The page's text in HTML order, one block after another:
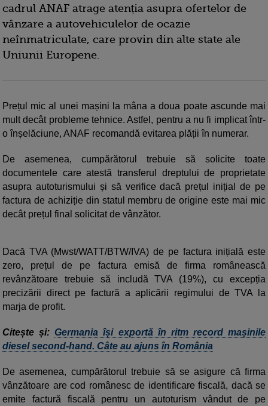
cadrul ANAF atrage atenția asupra ofertelor de
vânzare a autovehiculelor de ocazie
neînmatriculate, care provin din alte state ale
Uniunii Europene.
Prețul mic al unei mașini la mâna a doua poate ascunde mai
mult decât probleme tehnice. Astfel, pentru a nu fi implicat într-
o înșelăciune, ANAF recomandă evitarea plății în numerar.
De asemenea, cumpărătorul trebuie să solicite toate
documentele care atestă transferul dreptului de proprietate
asupra autoturismului și să verifice dacă prețul inițial de pe
factura de achiziție din statul membru de origine este mai mic
decât prețul final solicitat de vânzător.
Dacă TVA (Mwst/WATT/BTW/IVA) de pe factura inițială este
zero, prețul de pe factura emisă de firma românească
revânzătoare trebuie să includă TVA (19%), cu excepția
precizării direct pe factură a aplicării regimului de TVA la
marja de profit.
Citește și:Germania își exportă în ritm record mașinile
diesel second-hand. Câte au ajuns în România
De asemenea, cumpărătorul trebuie să se asigure că firma
vânzătoare are cod românesc de identificare fiscală, dacă se
emite factură fiscală pentru un autoturism vândut de pe